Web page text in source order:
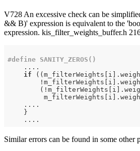
V728 An excessive check can be
&& B)' expression is equivalent to the
expression. kis_filter_weights_buffer.h
#define SANITY_ZEROS()
....
if
....
}
Similar errors can be found in some other